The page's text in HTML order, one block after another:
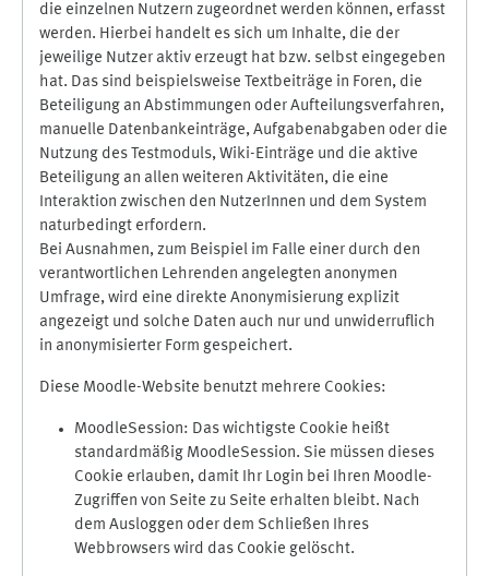
die einzelnen Nutzern zugeordnet werden können, erfasst
werden. Hierbei handelt es sich um Inhalte, die der
jeweilige Nutzer aktiv erzeugt hat bzw. selbst eingegeben
hat. Das sind beispielsweise Textbeiträge in Foren, die
Beteiligung an Abstimmungen oder Aufteilungsverfahren,
manuelle Datenbankeinträge, Aufgabenabgaben oder die
Nutzung des Testmoduls, Wiki-Einträge und die aktive
Beteiligung an allen weiteren Aktivitäten, die eine
Interaktion zwischen den NutzerInnen und dem System
naturbedingt erfordern.
Bei Ausnahmen, zum Beispiel im Falle einer durch den
verantwortlichen Lehrenden angelegten anonymen
Umfrage, wird eine direkte Anonymisierung explizit
angezeigt und solche Daten auch nur und unwiderruflich
in anonymisierter Form gespeichert.
Diese Moodle-Website benutzt mehrere Cookies:
MoodleSession: Das wichtigste Cookie heißt
standardmäßig MoodleSession. Sie müssen dieses
Cookie erlauben, damit Ihr Login bei Ihren Moodle-
Zugriffen von Seite zu Seite erhalten bleibt. Nach
dem Ausloggen oder dem Schließen Ihres
Webbrowsers wird das Cookie gelöscht.